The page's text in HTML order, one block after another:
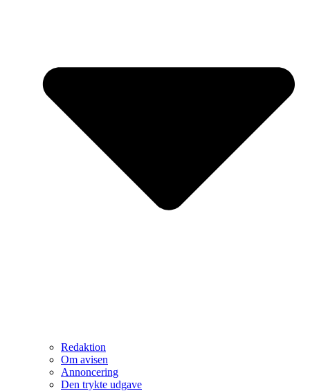
Redaktion
Om avisen
Annoncering
Den trykte udgave